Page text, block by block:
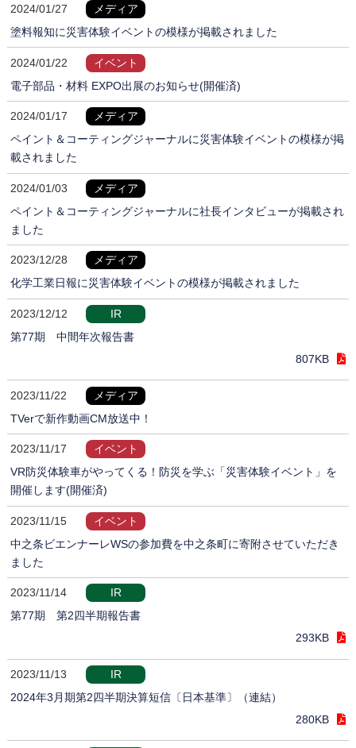
2024/01/27
メディア
塗料報知に災害体験イベントの模様が掲載されました
2024/01/22
イベント
電子部品・材料 EXPO出展のお知らせ(開催済)
2024/01/17
メディア
ペイント＆コーティングジャーナルに災害体験イベントの模様が掲
載されました
2024/01/03
メディア
ペイント＆コーティングジャーナルに社長インタビューが掲載され
ました
2023/12/28
メディア
化学工業日報に災害体験イベントの模様が掲載されました
2023/12/12
IR
第77期 中間年次報告書
807KB
2023/11/22
メディア
TVerで新作動画CM放送中！
2023/11/17
イベント
VR防災体験車がやってくる！防災を学ぶ「災害体験イベント」を
開催します(開催済)
2023/11/15
イベント
中之条ビエンナーレWSの参加費を中之条町に寄附させていただき
ました
2023/11/14
IR
第77期 第2四半期報告書
293KB
2023/11/13
IR
2024年3月期第2四半期決算短信〔日本基準〕（連結）
280KB